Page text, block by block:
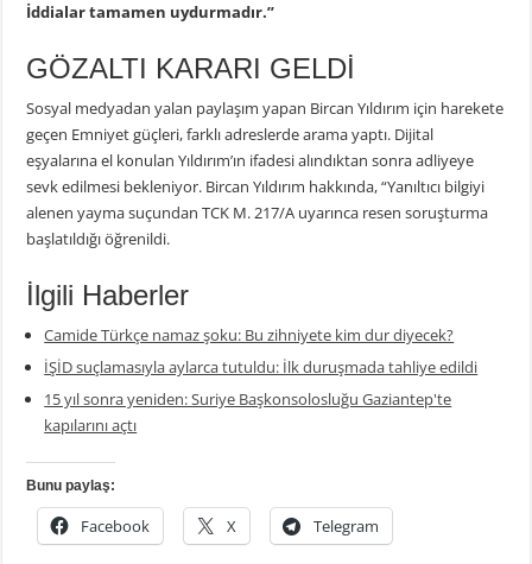
İddialar tamamen uydurmadır.”
GÖZALTI KARARI GELDİ
Sosyal medyadan yalan paylaşım yapan Bircan Yıldırım için harekete
geçen Emniyet güçleri, farklı adreslerde arama yaptı. Dijital
eşyalarına el konulan Yıldırım’ın ifadesi alındıktan sonra adliyeye
sevk edilmesi bekleniyor. Bircan Yıldırım hakkında, “Yanıltıcı bilgiyi
alenen yayma suçundan TCK M. 217/A uyarınca resen soruşturma
başlatıldığı öğrenildi.
İlgili Haberler
Camide Türkçe namaz şoku: Bu zihniyete kim dur diyecek?
İŞİD suçlamasıyla aylarca tutuldu: İlk duruşmada tahliye edildi
15 yıl sonra yeniden: Suriye Başkonsolosluğu Gaziantep'te
kapılarını açtı
Bunu paylaş:
Facebook X Telegram